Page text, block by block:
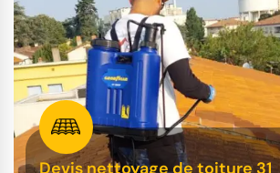
Devis nettoyage de toiture 31